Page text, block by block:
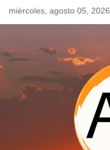
Skipmiércoles, agosto 05, 2026